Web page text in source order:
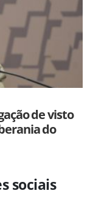
de visto
do
sociais